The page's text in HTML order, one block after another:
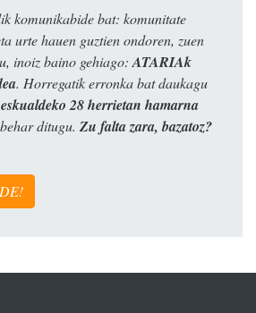
komunikabide bat: komunitate
urte hauen guztien ondoren, zuen
inoiz baino gehiago:ATARIAk
. Horregatik erronka bat daukagu
28 herrietan hamarna
behar ditugu. Zu falta zara, bazatoz?